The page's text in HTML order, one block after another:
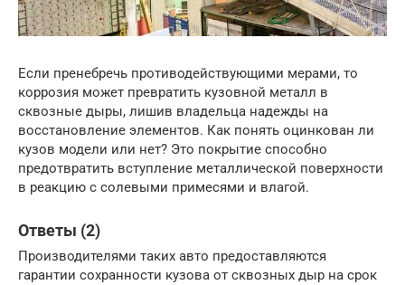
Если пренебречь противодействующими мерами, то
коррозия может превратить кузовной металл в
сквозные дыры, лишив владельца надежды на
восстановление элементов. Как понять оцинкован ли
кузов модели или нет? Это покрытие способно
предотвратить вступление металлической поверхности
в реакцию с солевыми примесями и влагой.
Ответы (2)
Производителями таких авто предоставляются
гарантии сохранности кузова от сквозных дыр на срок